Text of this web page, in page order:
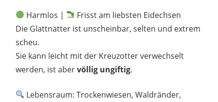
Harmlos |
Frisst am liebsten Eidechsen
Die Glattnatter ist unscheinbar, selten und extrem
scheu.
Sie kann leicht mit der Kreuzotter verwechselt
werden, ist abervöllig ungiftig.
Lebensraum: Trockenwiesen, Waldränder,